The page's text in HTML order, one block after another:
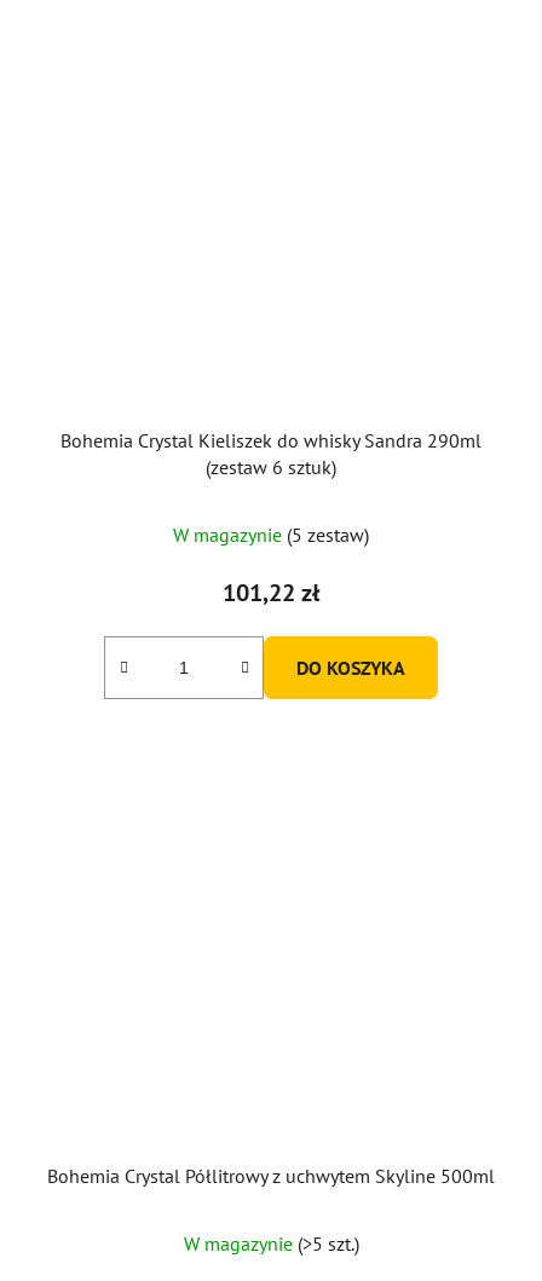
Bohemia Crystal Kieliszek do whisky Sandra 290ml
(zestaw 6 sztuk)
W magazynie (5 zestaw)
101,22 zł
DO KOSZYKA
Bohemia Crystal Półlitrowy z uchwytem Skyline 500ml
W magazynie (>5 szt.)